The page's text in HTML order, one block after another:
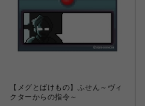
【メグとばけもの】ふせん～ヴィ
クターからの指令～